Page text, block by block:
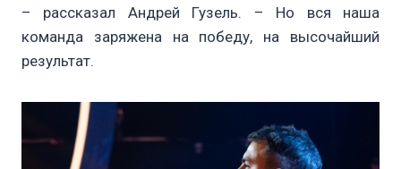
– рассказал Андрей Гузель. – Но вся наша
команда заряжена на победу, на высочайший
результат.